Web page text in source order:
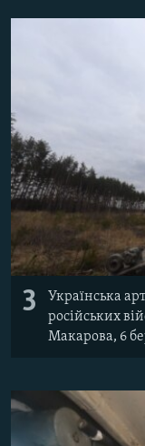
3
Українська
російських
Макарова, 6